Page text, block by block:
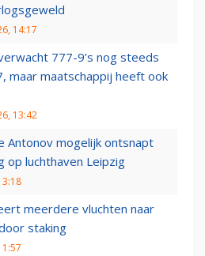
14:17
777-9’s nog steeds
maar maatschappij heeft ook
13:42
Antonov mogelijk ontsnapt
op luchthaven Leipzig
meerdere vluchten naar
staking